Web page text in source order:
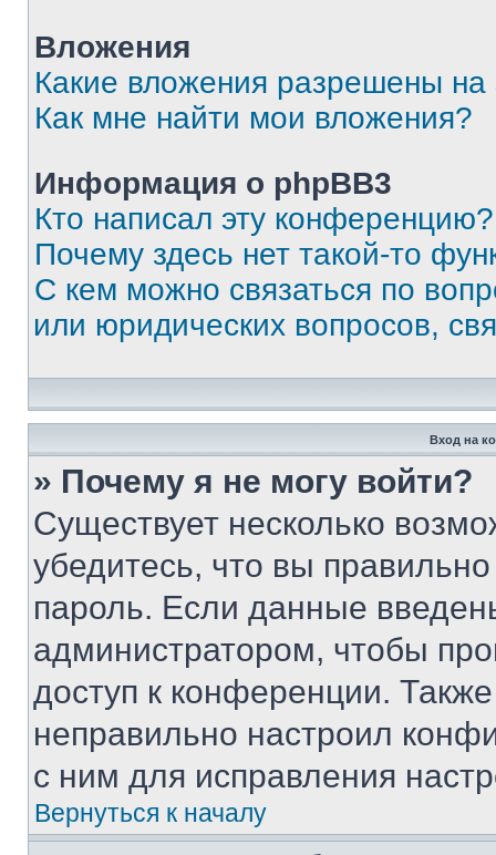
Вложения
Какие вложения разрешены
Как мне найти мои вложения?
Информация о phpBB3
Кто написал эту конференцию?
Почему здесь нет такой-то
С кем можно связаться по
или юридических вопросов,
Вход на
» Почему я не могу войти?
Существует несколько
убедитесь, что вы
пароль. Если данные
администратором, чтобы
доступ к конференции.
неправильно настроил
с ним для исправления
Вернуться к началу